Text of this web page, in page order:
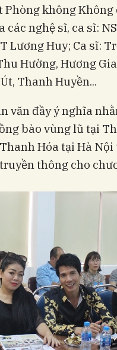
không
nghệ sĩ, ca sĩ:
Lương Huy; Ca sĩ:
Hường, Hương
Thanh Huyền...
văn đầy ý nghĩa
bào vùng lũ tại
Hóa tại Hà Nội
thông cho